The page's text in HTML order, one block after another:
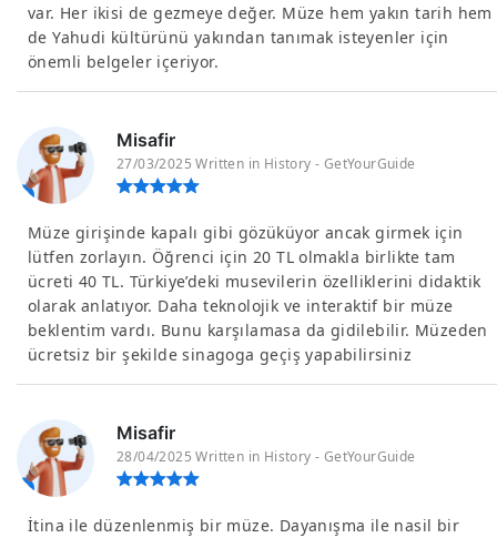
var. Her ikisi de gezmeye değer. Müze hem yakın tarih hem
de Yahudi kültürünü yakından tanımak isteyenler için
önemli belgeler içeriyor.
Misafir
27/03/2025 Written in History - GetYourGuide
Müze girişinde kapalı gibi gözüküyor ancak girmek için
lütfen zorlayın. Öğrenci için 20 TL olmakla birlikte tam
ücreti 40 TL. Türkiye’deki musevilerin özelliklerini didaktik
olarak anlatıyor. Daha teknolojik ve interaktif bir müze
beklentim vardı. Bunu karşılamasa da gidilebilir. Müzeden
ücretsiz bir şekilde sinagoga geçiş yapabilirsiniz
Misafir
28/04/2025 Written in History - GetYourGuide
İtina ile düzenlenmiş bir müze. Dayanışma ile nasil bir